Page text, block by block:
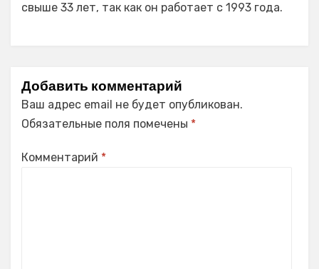
свыше 33 лет, так как он работает с 1993 года.
Добавить комментарий
Ваш адрес email не будет опубликован.
Обязательные поля помечены *
Комментарий *